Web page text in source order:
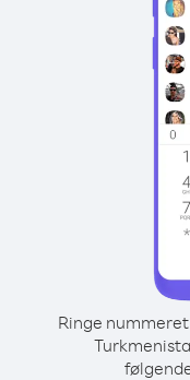
Ringe